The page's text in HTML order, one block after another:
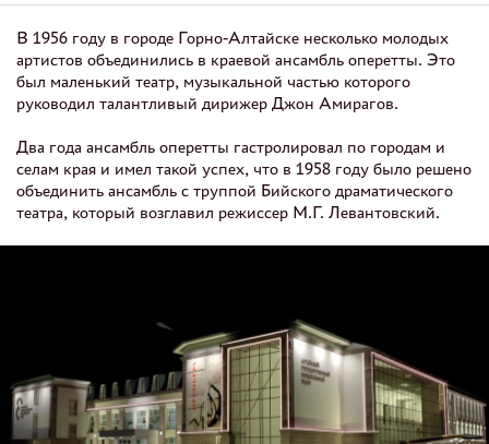
В 1956 году в городе Горно-Алтайске несколько молодых
артистов объединились в краевой ансамбль оперетты. Это
был маленький театр, музыкальной частью которого
руководил талантливый дирижер Джон Амирагов.
Два года ансамбль оперетты гастролировал по городам и
селам края и имел такой успех, что в 1958 году было решено
объединить ансамбль с труппой Бийского драматического
театра, который возглавил режиссер М.Г. Левантовский.